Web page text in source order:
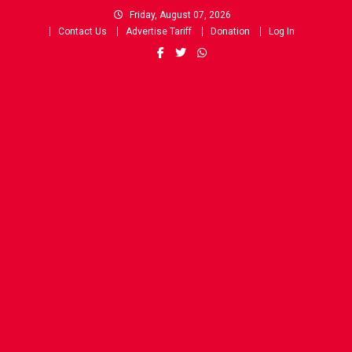
Friday, August 07, 2026
Contact Us
Advertise Tariff Donation Log In